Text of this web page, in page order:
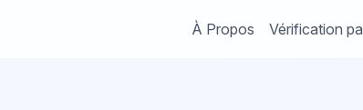
À Propos Vérification